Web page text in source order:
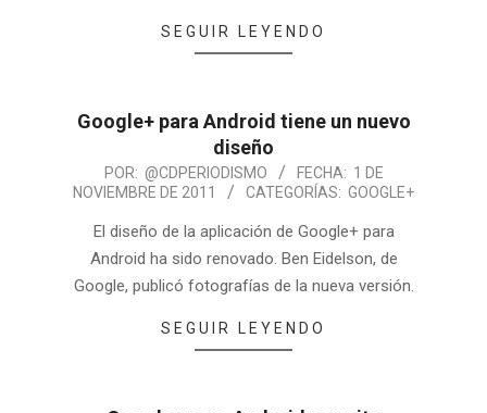
SEGUIR LEYENDO
Google+ para Android tiene un nuevo
diseño
POR: @CDPERIODISMO FECHA: 1 DE
NOVIEMBRE DE 2011
CATEGORÍAS: GOOGLE+
El diseño de la aplicación de Google+ para
Android ha sido renovado. Ben Eidelson, de
Google, publicó fotografías de la nueva versión.
SEGUIR LEYENDO